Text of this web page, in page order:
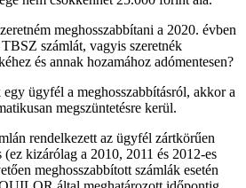
meghosszabbítani a 2020. évben
számlát, vagyis szeretnék
és annak hozamához adómentesen?
ügyfél a meghosszabbításról, akkor a
megszüntetésre kerül.
rendelkezett az ügyfél zártkörűen
kizárólag a 2010, 2011 és 2012-es
meghosszabbított számlák esetén